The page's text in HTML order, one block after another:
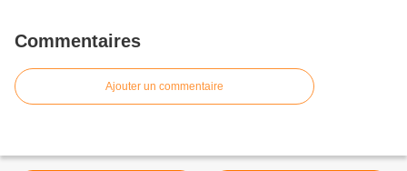
Commentaires
Ajouter un commentaire